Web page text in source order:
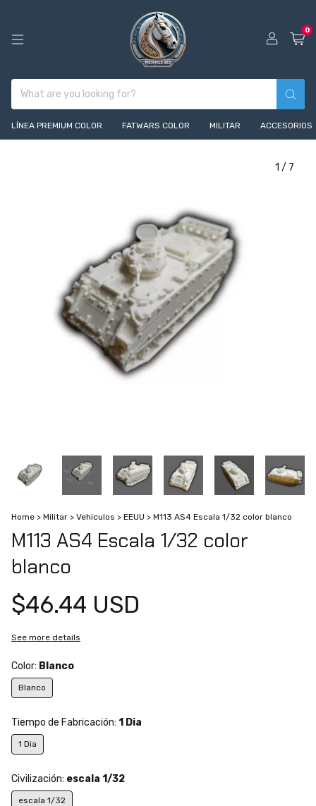
0
LÍNEA PREMIUM COLOR FATWARS COLOR MILITAR ACCESORIOS
1 / 7
Home > Militar > Vehiculos > EEUU > M113 AS4 Escala 1/32 color blanco
M113 AS4 Escala 1/32 color
blanco
$46.44 USD
See more details
Color: Blanco
Blanco
Tiempo de Fabricación: 1 Dia
1 Dia
Civilización: escala 1/32
escala 1/32